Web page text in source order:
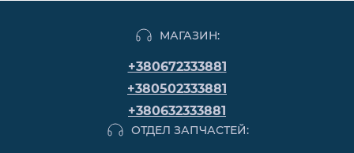
МАГАЗИН:
+380672333881
+380502333881
+380632333881
ОТДЕЛ ЗАПЧАСТЕЙ: